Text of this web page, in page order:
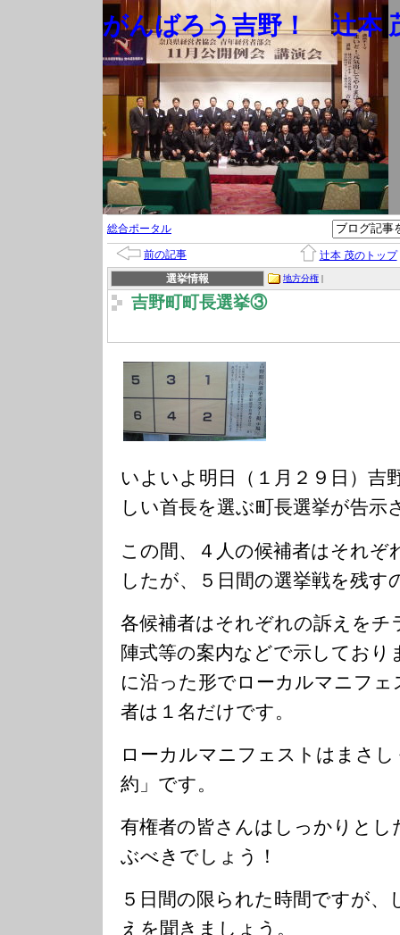
がんばろう吉野！ 辻本
総合ポータル
前の記事
辻本 茂のトップ
選挙情報
地方分権 |
吉野町町長選挙③
いよいよ明日（１月２９日）吉
しい首長を選ぶ町長選挙が告示
この間、４人の候補者はそれ
したが、５日間の選挙戦を残す
各候補者はそれぞれの訴えをチ
陣式等の案内などで示しており
に沿った形でローカルマニフ
者は１名だけです。
ローカルマニフェストはまさ
約」です。
有権者の皆さんはしっかりとし
ぶべきでしょう！
５日間の限られた時間ですが、
えを聞きましょう。